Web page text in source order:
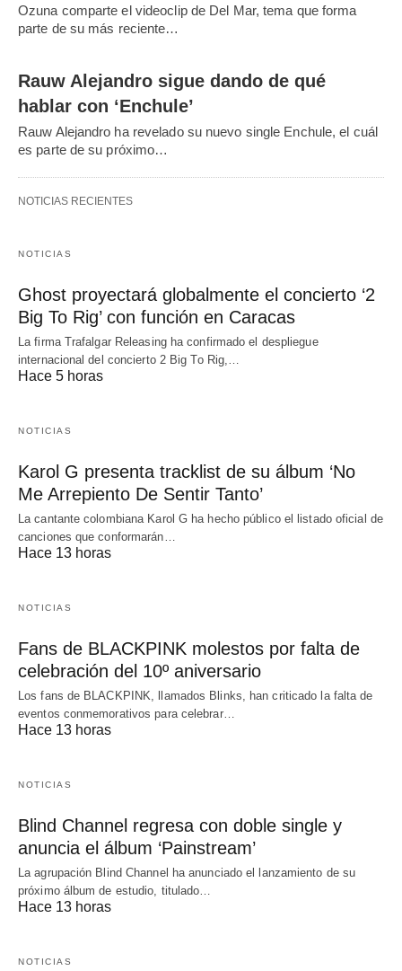
Ozuna comparte el videoclip de Del Mar, tema que forma
parte de su más reciente…
Rauw Alejandro sigue dando de qué
hablar con ‘Enchule’
Rauw Alejandro ha revelado su nuevo single Enchule, el cuál
es parte de su próximo…
NOTICIAS RECIENTES
NOTICIAS
Ghost proyectará globalmente el concierto ‘2
Big To Rig’ con función en Caracas
La firma Trafalgar Releasing ha confirmado el despliegue
internacional del concierto 2 Big To Rig,…
Hace 5 horas
NOTICIAS
Karol G presenta tracklist de su álbum ‘No
Me Arrepiento De Sentir Tanto’
La cantante colombiana Karol G ha hecho público el listado oficial de
canciones que conformarán…
Hace 13 horas
NOTICIAS
Fans de BLACKPINK molestos por falta de
celebración del 10º aniversario
Los fans de BLACKPINK, llamados Blinks, han criticado la falta de
eventos conmemorativos para celebrar…
Hace 13 horas
NOTICIAS
Blind Channel regresa con doble single y
anuncia el álbum ‘Painstream’
La agrupación Blind Channel ha anunciado el lanzamiento de su
próximo álbum de estudio, titulado…
Hace 13 horas
NOTICIAS